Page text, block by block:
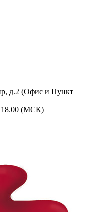
д.2 (Офис и Пункт
18.00 (МСК)